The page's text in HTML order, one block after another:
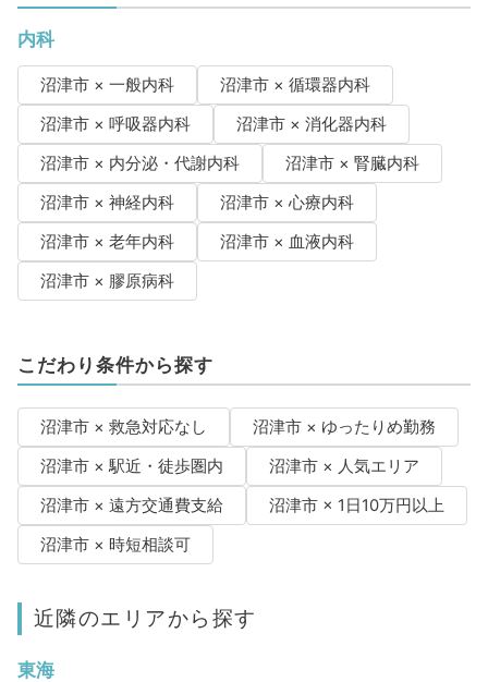
内科
沼津市 × 一般内科
沼津市 × 循環器内科
沼津市 × 呼吸器内科
沼津市 × 消化器内科
沼津市 × 内分泌・代謝内科
沼津市 × 腎臓内科
沼津市 × 神経内科
沼津市 × 心療内科
沼津市 × 老年内科
沼津市 × 血液内科
沼津市 × 膠原病科
こだわり条件から探す
沼津市 × 救急対応なし
沼津市 × ゆったりめ勤務
沼津市 × 駅近・徒歩圏内
沼津市 × 人気エリア
沼津市 × 遠方交通費支給
沼津市 × 1日10万円以上
沼津市 × 時短相談可
近隣のエリアから探す
東海